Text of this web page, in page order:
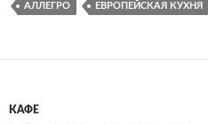
АЛЛЕГРО ЕВРОПЕЙСКАЯ КУХНЯ
КАФЕ